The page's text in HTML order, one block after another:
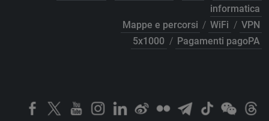
informatica
Mappe e percorsi / WiFi / VPN
5x1000 / Pagamenti pagoPA